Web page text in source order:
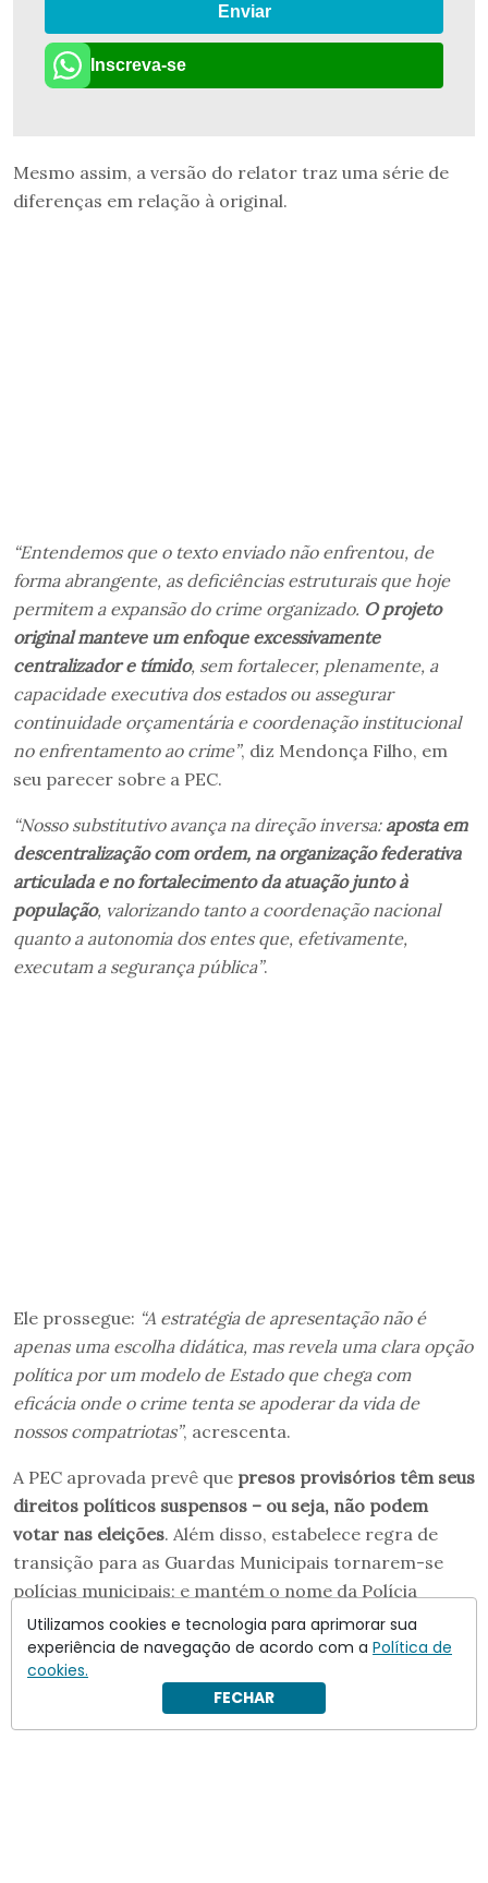
Enviar
Inscreva-se
Mesmo assim, a versão do relator traz uma série de
diferenças em relação à original.
“Entendemos que o texto enviado não enfrentou, de
forma abrangente, as deficiências estruturais que hoje
permitem a expansão do crime organizado. O projeto
original manteve um enfoque excessivamente
centralizador e tímido, sem fortalecer, plenamente, a
capacidade executiva dos estados ou assegurar
continuidade orçamentária e coordenação institucional
no enfrentamento ao crime”, diz Mendonça Filho, em
seu parecer sobre a PEC.
“Nosso substitutivo avança na direção inversa: aposta em
descentralização com ordem, na organização federativa
articulada e no fortalecimento da atuação junto à
população, valorizando tanto a coordenação nacional
quanto a autonomia dos entes que, efetivamente,
executam a segurança pública”.
Ele prossegue: “A estratégia de apresentação não é
apenas uma escolha didática, mas revela uma clara opção
política por um modelo de Estado que chega com
eficácia onde o crime tenta se apoderar da vida de
nossos compatriotas”, acrescenta.
A PEC aprovada prevê que presos provisórios têm seus
direitos políticos suspensos – ou seja, não podem
votar nas eleições. Além disso, estabelece regra de
transição para as Guardas Municipais tornarem-se
polícias municipais; e mantém o nome da Polícia
Rodoviária Federal (PRF), apesar de, como a versão do
governo,ampliar a competência dela para atuar em
ferrovias e hidrovias
Utilizamos cookies e tecnologia para aprimorar sua
experiência de navegação de acordo com a Política de
cookies.
FECHAR